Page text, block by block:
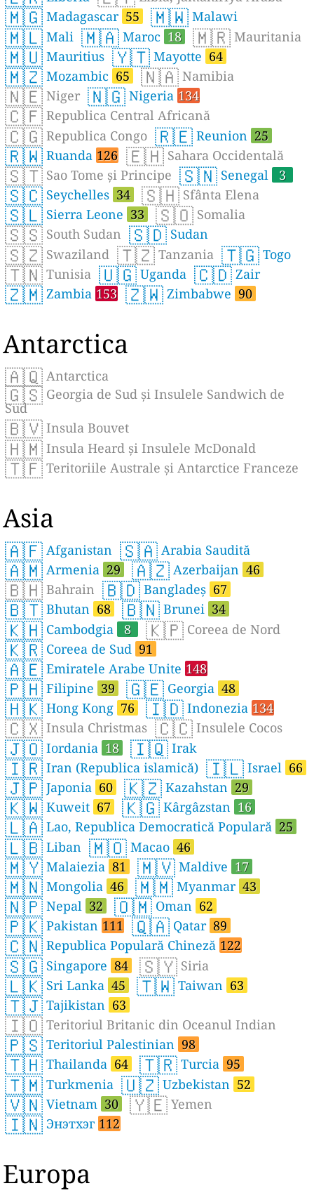
🇲🇬 Madagascar 55 🇲🇼 Malawi
🇲🇱 Mali 🇲🇦 Maroc 18 🇲🇷 Mauritania
🇲🇺 Mauritius 🇾🇹 Mayotte 64
🇲🇿 Mozambic 65 🇳🇦 Namibia
🇳🇪 Niger 🇳🇬 Nigeria 134
🇨🇫 Republica Central Africană
🇨🇬 Republica Congo 🇷🇪 Reunion 25
🇷🇼 Ruanda 126 🇪🇭 Sahara Occidentală
🇸🇹 Sao Tome și Principe 🇸🇳 Senegal 3
🇸🇨 Seychelles 34 🇸🇭 Sfânta Elena
🇸🇱 Sierra Leone 33 🇸🇴 Somalia
🇸🇸 South Sudan 🇸🇩 Sudan
🇸🇿 Swaziland 🇹🇿 Tanzania 🇹🇬 Togo
🇹🇳 Tunisia 🇺🇬 Uganda 🇨🇩 Zair
🇿🇲 Zambia 153 🇿🇼 Zimbabwe 90
Antarctica
🇦🇶 Antarctica
🇬🇸 Georgia de Sud și Insulele Sandwich de
Sud
🇧🇻 Insula Bouvet
🇭🇲 Insula Heard și Insulele McDonald
🇹🇫 Teritoriile Australe și Antarctice Franceze
Asia
🇦🇫 Afganistan 🇸🇦 Arabia Saudită
🇦🇲 Armenia 29 🇦🇿 Azerbaijan 46
🇧🇭 Bahrain 🇧🇩 Bangladeș 67
🇧🇹 Bhutan 68 🇧🇳 Brunei 34
🇰🇭 Cambodgia 8 🇰🇵 Coreea de Nord
🇰🇷 Coreea de Sud 91
🇦🇪 Emiratele Arabe Unite 148
🇵🇭 Filipine 39 🇬🇪 Georgia 48
🇭🇰 Hong Kong 76 🇮🇩 Indonezia 134
🇨🇽 Insula Christmas 🇨🇨 Insulele Cocos
🇯🇴 Iordania 18 🇮🇶 Irak
🇮🇷 Iran (Republica islamică) 🇮🇱 Israel 66
🇯🇵 Japonia 60 🇰🇿 Kazahstan 29
🇰🇼 Kuweit 67 🇰🇬 Kârgâzstan 16
🇱🇦 Lao, Republica Democratică Populară 25
🇱🇧 Liban 🇲🇴 Macao 46
🇲🇾 Malaiezia 81 🇲🇻 Maldive 17
🇲🇳 Mongolia 46 🇲🇲 Myanmar 43
🇳🇵 Nepal 32 🇴🇲 Oman 62
🇵🇰 Pakistan 111 🇶🇦 Qatar 89
🇨🇳 Republica Populară Chineză 122
🇸🇬 Singapore 84 🇸🇾 Siria
🇱🇰 Sri Lanka 45 🇹🇼 Taiwan 63
🇹🇯 Tajikistan 63
🇮🇴 Teritoriul Britanic din Oceanul Indian
🇵🇸 Teritoriul Palestinian 98
🇹🇭 Thailanda 64 🇹🇷 Turcia 95
🇹🇲 Turkmenia 🇺🇿 Uzbekistan 52
🇻🇳 Vietnam 30 🇾🇪 Yemen
🇮🇳 Энэтхэг 112
Europa